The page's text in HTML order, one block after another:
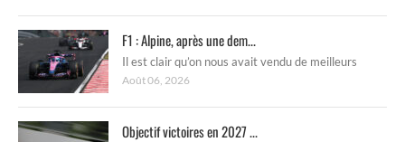
F1 : Alpine, après une dem...
Il est clair qu’on nous avait vendu de meilleurs
Août 06, 2026
Objectif victoires en 2027 ...